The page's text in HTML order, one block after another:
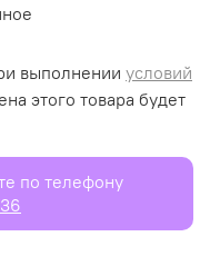
выполнении условий
этого товара будет
по телефону